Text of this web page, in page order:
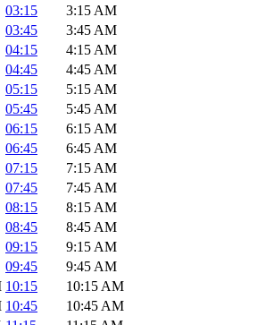
03:15
3:15 AM
03:45
3:45 AM
04:15
4:15 AM
04:45
4:45 AM
05:15
5:15 AM
05:45
5:45 AM
06:15
6:15 AM
06:45
6:45 AM
07:15
7:15 AM
07:45
7:45 AM
08:15
8:15 AM
08:45
8:45 AM
09:15
9:15 AM
09:45
9:45 AM
10:15
10:15 AM
10:45
10:45 AM